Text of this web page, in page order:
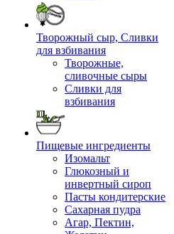
Творожный сыр, Сливки
для взбивания
Творожные,
сливочные сыры
Сливки для
взбивания
Пищевые ингредиенты
Изомальт
Глюкозный и
инвертный сироп
Пасты кондитерские
Сахарная пудра
Агар, Пектин,